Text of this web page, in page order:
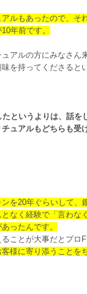
ルもあったので、そ
年前です。
アルの方にみなさん
を持ってくださると
というよりは、話を
ュアルもどちらも受
を20年ぐらいして、
なく経験で「言わな
ったんです。
ことが大事だとプロ
様に寄り添うことを